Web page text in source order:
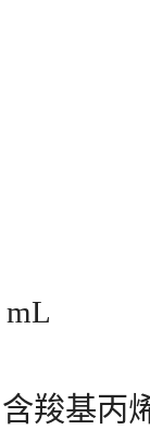
羧基丙